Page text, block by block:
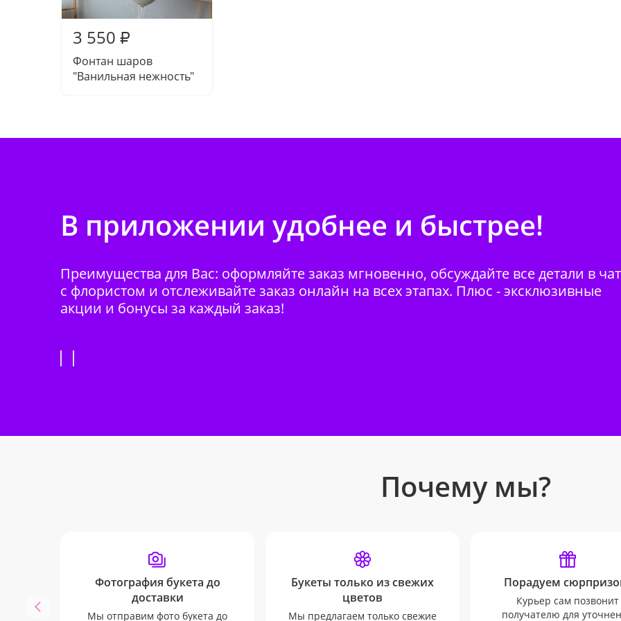
3 550 ₽
Фонтан шаров
"Ванильная нежность"
В приложении удобнее и быстрее!
Преимущества для Вас: оформляйте заказ мгновенно, обсуждайте все детали в
с флористом и отслеживайте заказ онлайн на всех этапах. Плюс - эксклюзивные
акции и бонусы за каждый заказ!
Почему мы?
Фотография букета до
доставки
Мы отправим фото букета до
Букеты только из свежих
цветов
Мы предлагаем только свежие
Порадуем
Курьер сам позвонит
получателю для